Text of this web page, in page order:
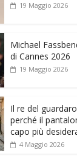
19 Maggio 2026
Michael
di Cannes 2026
19 Maggio 2026
Il re del
perché il
capo più
4 Maggio 2026